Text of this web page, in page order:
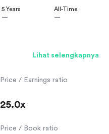
5 Years
—
All-Time
—
Lihat selengkapnya
Price / Earnings ratio
25.0x
Price / Book ratio